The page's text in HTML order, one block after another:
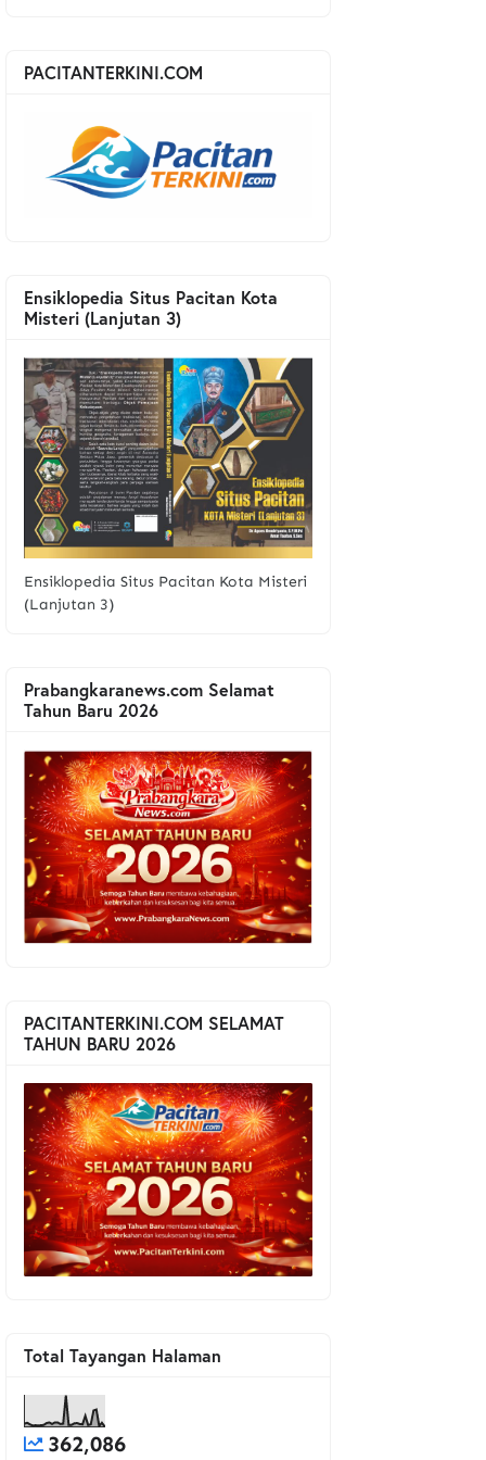
PACITANTERKINI.COM
Ensiklopedia Situs Pacitan Kota
Misteri (Lanjutan 3)
Ensiklopedia Situs Pacitan Kota Misteri
(Lanjutan 3)
Prabangkaranews.com Selamat
Tahun Baru 2026
PACITANTERKINI.COM SELAMAT
TAHUN BARU 2026
Total Tayangan Halaman
362,086